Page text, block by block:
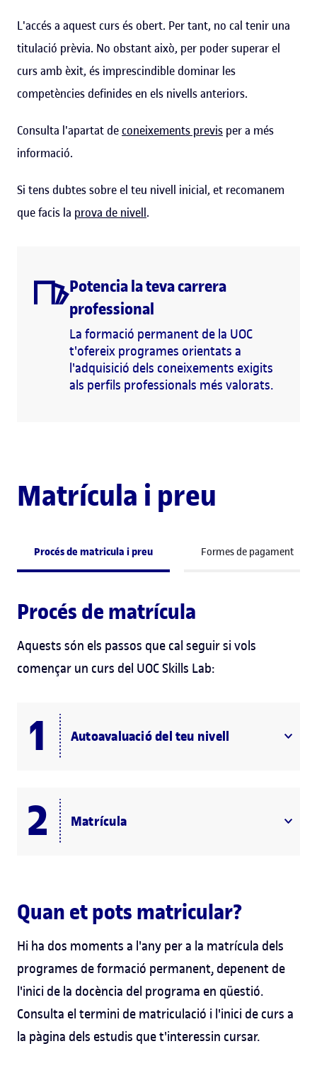
L'accés a aquest curs és obert. Per tant, no cal tenir una
titulació prèvia. No obstant això, per poder superar el
curs amb èxit, és imprescindible dominar les
competències definides en els nivells anteriors.
Consulta l'apartat deconeixements previs per a més
informació.
Si tens dubtes sobre el teu nivell inicial, et recomanem
que facis la prova de nivell.
Potencia la teva carrera
professional
La formació permanent de la UOC
t'ofereix programes orientats a
l'adquisició dels coneixements exigits
als perfils professionals més valorats.
Matrícula i preu
Procés de matricula i preu Formes de pagament
Procés de matrícula
Aquests són els passos que cal seguir si vols
començar un curs del UOC Skills Lab:
Autoavaluació del teu nivell
Matrícula
Quan et pots matricular?
Hi ha dos moments a l'any per a la matrícula dels
programes de formació permanent, depenent de
l'inici de la docència del programa en qüestió.
Consulta el termini de matriculació i l'inici de curs a
la pàgina dels estudis que t'interessin cursar.